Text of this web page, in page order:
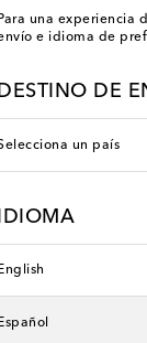
Para una experiencia
e idioma de
DESTINO DE
un país
IDIOMA
English
Español